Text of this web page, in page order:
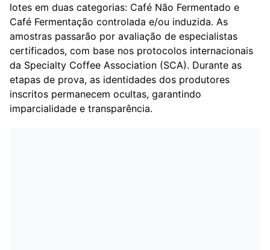
lotes em duas categorias: Café Não Fermentado e
Café Fermentação controlada e/ou induzida. As
amostras passarão por avaliação de especialistas
certificados, com base nos protocolos internacionais
da Specialty Coffee Association (SCA). Durante as
etapas de prova, as identidades dos produtores
inscritos permanecem ocultas, garantindo
imparcialidade e transparência.